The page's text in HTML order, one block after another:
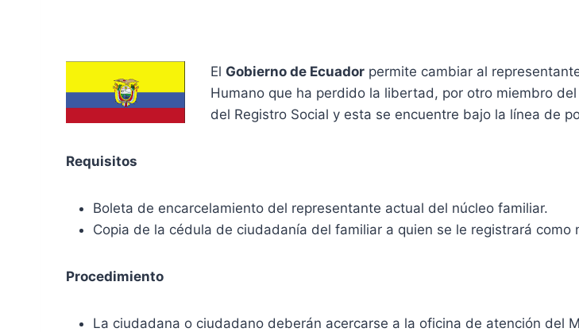
El Gobierno de Ecuador permite cambiar al
Humano que ha perdido la libertad, por otro miembro
del Registro Social y esta se encuentre bajo la línea de
Requisitos
Boleta de encarcelamiento del representante actual del núcleo familiar.
Copia de la cédula de ciudadanía del familiar a quien se le registrará como
Procedimiento
La ciudadana o ciudadano deberán acercarse a la oficina de atención del